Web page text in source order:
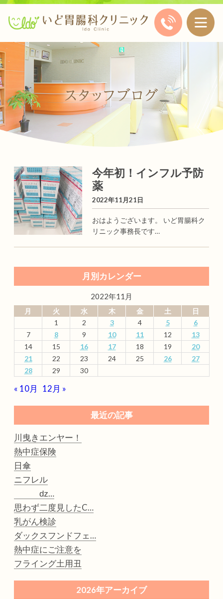
今年初！インフル予防
薬
2022年11月21日
おはようございます。 いど胃腸科ク
リニック事務長です…
月別カレンダー
2022年11月
月 火 水 木 金 土
日
1
2 3 4 5
6
7
8 9 10 11 12
13
14
15 16 17 18 19
20
21
22 23 24 25 26
27
28
29 30
« 10月 12月 »
最近の記事
川曳きエンヤー！
熱中症保険
日傘
ニフレル
ǳ…
思わず二度見したC…
乳がん検診
ダックスフンドフェ…
熱中症にご注意を
フライング土用丑
2026年アーカイブ